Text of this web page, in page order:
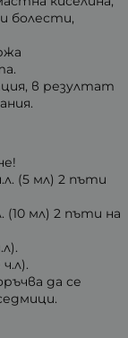
болести,
в резултат
(5 мл) 2 пъти
(10 мл) 2 пъти на
да се